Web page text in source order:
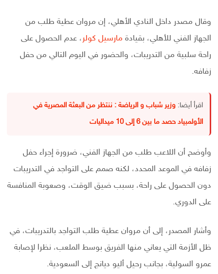
وقال مصدر داخل النادي الأهلي، إن مروان عطية طلب من
الجهاز الفني للأهلي، بقيادة مارسيل كولر ، عدم الحصول على
راحة سلبية من التدريبات، والحضور في اليوم التالي من حفل
زفافه.
اقرأ أيضا: وزير شباب و الرياضة : ننتظر من البعثة المصرية في
الأولمبياد حصد ما بين 6 إلى 10 ميداليات
وأوضح أن اللاعب طلب من الجهاز الفني، ضرورة إجراء حفل
زفافه في الموعد المحدد، لكنه صمم على التواجد في التدريبات
دون الحصول على راحة، بسبب ضيق الوقت، وصعوبة المنافسة
على الدوري.
وأشار المصدر، إلى أن مروان عطية طلب التواجد بالتدريبات، في
ظل الأزمة التي يعاني منها الفريق بوسط الملعب، نظرا لإصابة
عمرو السولية، بجانب رحيل أليو ديانج إلى السعودية.